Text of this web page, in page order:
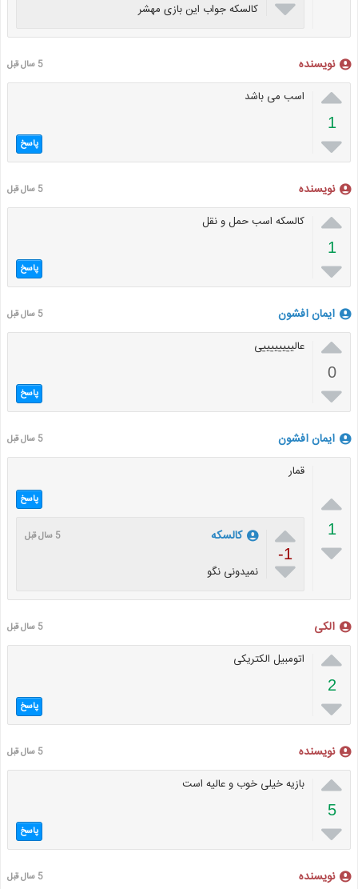
 کالسکه جواب این بازی مهشر
نویسنده 5 سال قبل

1

اسب می باشد
پاسخ
نویسنده 5 سال قبل

1

کالسکه اسب حمل و نقل
پاسخ
ایمان افشون 5 سال قبل

0

عالییییییییی
پاسخ
ایمان افشون 5 سال قبل

1

قمار
پاسخ

-1

کالسکه 5 سال قبل
نمیدونی نگو
الکی 5 سال قبل

2

اتومبیل الکتریکی
پاسخ
نویسنده 5 سال قبل

5

بازیه خیلی خوب و عالیه است
پاسخ
نویسنده 5 سال قبل